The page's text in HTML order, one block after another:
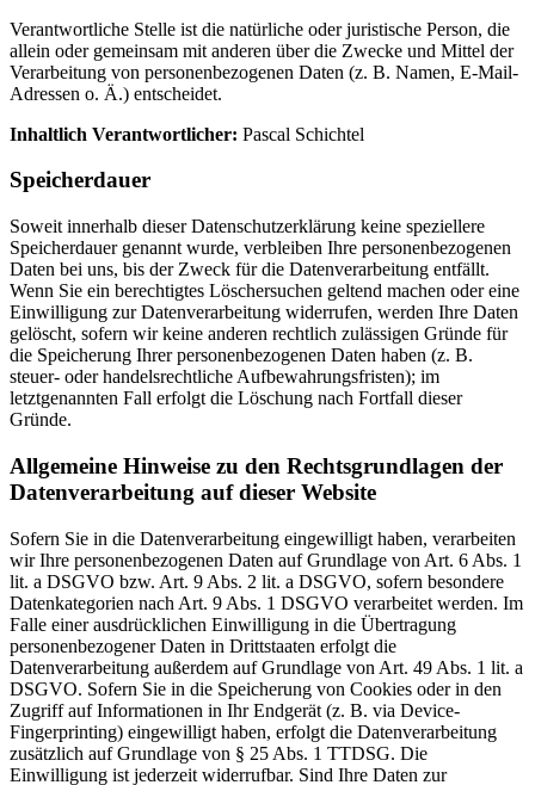
Verantwortliche Stelle ist die natürliche oder juristische Person, die
allein oder gemeinsam mit anderen über die Zwecke und Mittel der
Verarbeitung von personenbezogenen Daten (z. B. Namen, E-Mail-
Adressen o. Ä.) entscheidet.
Inhaltlich Verantwortlicher: Pascal Schichtel
Speicherdauer
Soweit innerhalb dieser Datenschutzerklärung keine speziellere
Speicherdauer genannt wurde, verbleiben Ihre personenbezogenen
Daten bei uns, bis der Zweck für die Datenverarbeitung entfällt.
Wenn Sie ein berechtigtes Löschersuchen geltend machen oder eine
Einwilligung zur Datenverarbeitung widerrufen, werden Ihre Daten
gelöscht, sofern wir keine anderen rechtlich zulässigen Gründe für
die Speicherung Ihrer personenbezogenen Daten haben (z. B.
steuer- oder handelsrechtliche Aufbewahrungsfristen); im
letztgenannten Fall erfolgt die Löschung nach Fortfall dieser
Gründe.
Allgemeine Hinweise zu den Rechtsgrundlagen der
Datenverarbeitung auf dieser Website
Sofern Sie in die Datenverarbeitung eingewilligt haben, verarbeiten
wir Ihre personenbezogenen Daten auf Grundlage von Art. 6 Abs. 1
lit. a DSGVO bzw. Art. 9 Abs. 2 lit. a DSGVO, sofern besondere
Datenkategorien nach Art. 9 Abs. 1 DSGVO verarbeitet werden. Im
Falle einer ausdrücklichen Einwilligung in die Übertragung
personenbezogener Daten in Drittstaaten erfolgt die
Datenverarbeitung außerdem auf Grundlage von Art. 49 Abs. 1 lit. a
DSGVO. Sofern Sie in die Speicherung von Cookies oder in den
Zugriff auf Informationen in Ihr Endgerät (z. B. via Device-
Fingerprinting) eingewilligt haben, erfolgt die Datenverarbeitung
zusätzlich auf Grundlage von § 25 Abs. 1 TTDSG. Die
Einwilligung ist jederzeit widerrufbar. Sind Ihre Daten zur